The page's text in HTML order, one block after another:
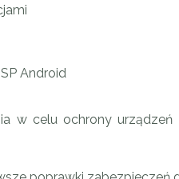
w celu ochrony